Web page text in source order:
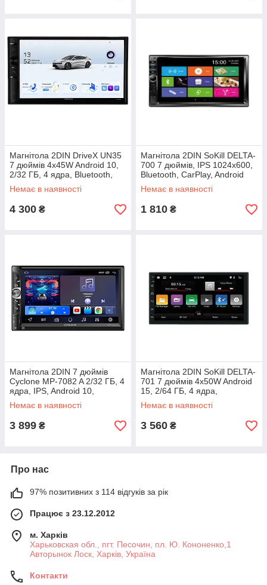
Магнітола 2DIN DriveX UN35
7 дюймів 4x45W Android 10,
2/32 ГБ, 4 ядра, Bluetooth,
GPS, CarPlay, Android Auto
Немає в наявності
4 300 ₴
Магнітола 2DIN SoKill DELTA-
700 7 дюймів, IPS 1024x600,
Bluetooth, CarPlay, Android
Auto
Немає в наявності
1 810 ₴
Магнітола 2DIN 7 дюймів
Cyclone MP-7082 A 2/32 ГБ, 4
ядра, IPS, Android 10,
Bluetooth, GPS, CarPlay,
Android Auto
Немає в наявності
3 899 ₴
Магнітола 2DIN SoKill DELTA-
701 7 дюймів 4x50W Android
15, 2/64 ГБ, 4 ядра,
Bluetooth, GPS, CarPlay,
Android Auto
Немає в наявності
3 560 ₴
Про нас
97% позитивних з 114 відгуків за рік
Працює з 23.12.2012
м. Харків
Харьковская обл., пгт. Песочин, пл. Ю. Кононенко,1
Авторынок Лоск, Харків, Україна
Контакти